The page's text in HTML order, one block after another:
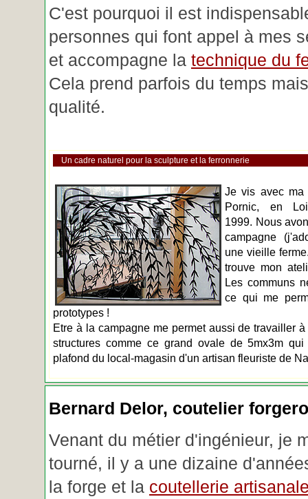
C'est pourquoi il est
personnes qui font appel à mes
et accompagne la technique du
Cela prend parfois du temps
qualité.
Un cadre naturel pour la sculpture et la ferronnerie
Je vis avec ma
Pornic, en
1999. Nous
campagne
une vieille
trouve mon
Les communs
ce qui me
prototypes !
Etre à la campagne me permet aussi de travailler
structures comme ce grand ovale de 5mx3m
plafond du local-magasin d'un artisan fleuriste de
Bernard Delor, coutelier
Venant du métier d'ingénieur, je
tourné, il y a une dizaine
la forge et la coutellerie